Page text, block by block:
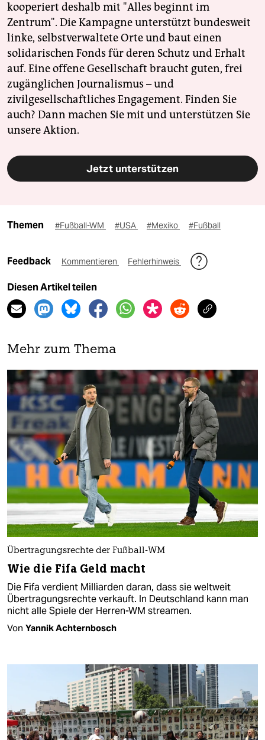
kooperiert deshalb mit "Alles beginnt im
Zentrum". Die Kampagne unterstützt bundesweit
linke, selbstverwaltete Orte und baut einen
solidarischen Fonds für deren Schutz und Erhalt
auf. Eine offene Gesellschaft braucht guten, frei
zugänglichen Journalismus – und
zivilgesellschaftliches Engagement. Finden Sie
auch? Dann machen Sie mit und unterstützen Sie
unsere Aktion.
Jetzt unterstützen
Themen #Fußball-WM #USA #Mexiko #Fußball
Feedback Kommentieren Fehlerhinweis
Diesen Artikel teilen
Mehr zum Thema
Übertragungsrechte der Fußball-WM
Wie die Fifa Geld macht
Die Fifa verdient Milliarden daran, dass sie weltweit
Übertragungsrechte verkauft. In Deutschland kann man
nicht alle Spiele der Herren-WM streamen.
Von Yannik Achternbosch